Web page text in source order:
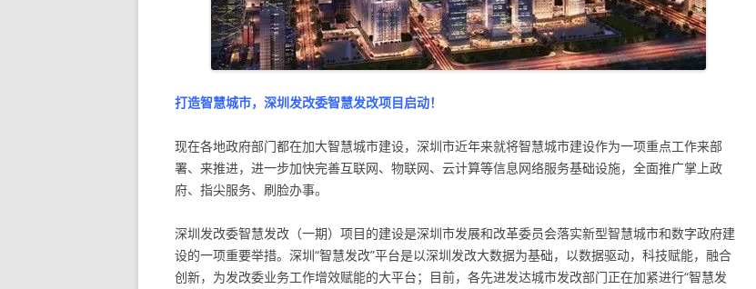
打造智慧城市，深圳发改委智慧发改项目启动！
现在各地政府部门都在加大智慧城市建设，深圳市近年来就将智慧城市建设作为一项重点工作来部
署、来推进，进一步加快完善互联网、物联网、云计算等信息网络服务基础设施，全面推广掌上政
府、指尖服务、刷脸办事。
深圳发改委智慧发改（一期）项目的建设是深圳市发展和改革委员会落实新型智慧城市和数字政府建
设的一项重要举措。深圳“智慧发改”平台是以深圳发改大数据为基础，以数据驱动，科技赋能，融合
创新，为发改委业务工作增效赋能的大平台；目前，各先进发达城市发改部门正在加紧进行“智慧发